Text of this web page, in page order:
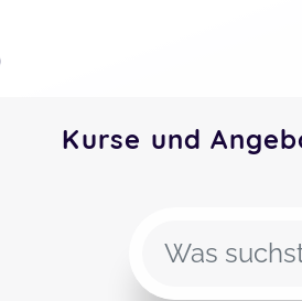
Kurse und